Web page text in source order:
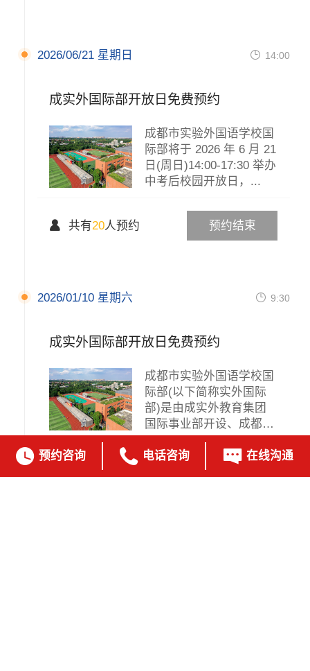
2026/06/21 星期日  14:00
成实外国际部开放日免费预约
成都市实验外国语学校国
际部将于 2026 年 6 月 21
日(周日)14:00-17:30 举办
中考后校园开放日，...
预约结束
 共有20人预约
2026/01/10 星期六  9:30
成实外国际部开放日免费预约
成都市实验外国语学校国
际部(以下简称实外国际
部)是由成实外教育集团
国际事业部开设、成都市
实验...
预约结束
23 人预约
 预约咨询  电话咨询  在线沟通